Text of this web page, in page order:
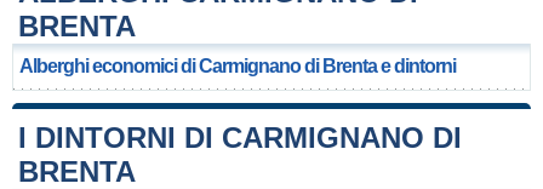
BRENTA
Alberghi economici di Carmignano di Brenta e dintorni
I DINTORNI DI CARMIGNANO DI
BRENTA